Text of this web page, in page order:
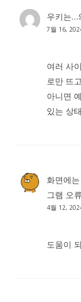
우키는…
7월 16,
여러 사
로만 뜨
아니면
있는 상
화면에
그램 오
4월 12,
도움이